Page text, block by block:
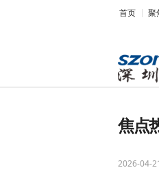
首页 聚
焦点
2026-04-